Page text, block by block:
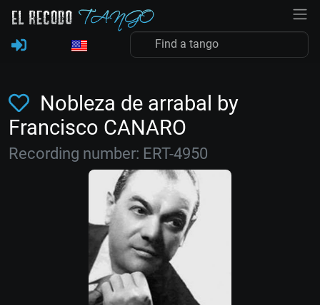
Nobleza de arrabal by
Francisco CANARO
Recording number: ERT-4950